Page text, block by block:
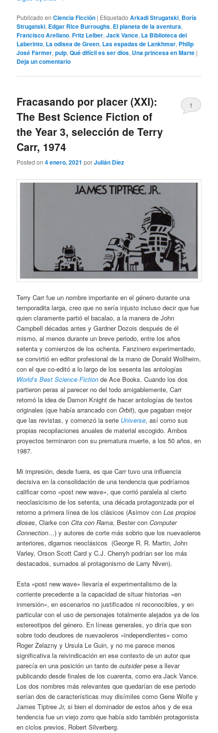
Publicado en Ciencia Ficción | Etiquetado Arkadi Strugatski, Borís
Strugatski, Edgar Rice Burroughs, El planeta de la aventura,
Francisco Arellano,Fritz Leiber,Jack Vance, La Biblioteca del
Laberinto, La odisea de Green, Las espadas de Lankhmar, Philip
José Farmer,pulp,Qué difícil es ser dios, Una princesa en Marte |
Deja un comentario
Fracasando por placer (XXI):
The Best Science Fiction of
the Year 3, selección de Terry
Carr, 1974
Posted on4 enero, 2021 porJulián Díez
1
Terry Carr fue un nombre importante en el género durante una
temporadita larga, creo que no sería injusto incluso decir que fue
quien claramente partió el bacalao, a la manera de John
Campbell décadas antes y Gardner Dozois después de él
mismo, al menos durante un breve periodo, entre los años
setenta y comienzos de los ochenta. Fanzinero experimentado,
se convirtió en editor profesional de la mano de Donald Wollheim,
con el que co-editó a lo largo de los sesenta las antologías
World’s Best Science Fiction de Ace Books. Cuando los dos
partieron peras al parecer no del todo amigablemente, Carr
retomó la idea de Damon Knight de hacer antologías de textos
originales (que había arrancado conOrbit), que pagaban mejor
que las revistas, y comenzó la serie Universe, así como sus
propias recopilaciones anuales de material escogido. Ambos
proyectos terminaron con su prematura muerte, a los 50 años, en
1987.
Mi impresión, desde fuera, es que Carr tuvo una influencia
decisiva en la consolidación de una tendencia que podríamos
calificar como «post new wave», que corrió paralela al cierto
neoclasicismo de los setenta, una década protagonizada por el
retorno a primera línea de los clásicos (Asimov conLos propios
dioses, Clarke conCita con Rama, Bester conComputer
Connection…) y autores de corte más sobrio que los nuevaoleros
anteriores, digamos neoclásicos (George R. R. Martin, John
Varley, Orson Scott Card y C.J. Cherryh podrían ser los más
destacados, sumados al protagonismo de Larry Niven).
Esta «post new wave» llevaría el experimentalismo de la
corriente precedente a la capacidad de situar historias «en
inmersión», en escenarios no justificados ni reconocibles, y en
particular con el uso de personajes totalmente alejados ya de los
estereotipos del género. En líneas generales, yo diría que son
sobre todo deudores de nuevaoleros «independientes» como
Roger Zelazny y Ursula Le Guin, y no me parece menos
significativa la reivindicación en ese contexto de un autor que
parecía en una posición un tanto deoutsiderpese a llevar
publicando desde finales de los cuarenta, como era Jack Vance.
Los dos nombres más relevantes que quedarían de ese periodo
serían dos de características muy disímiles como Gene Wolfe y
James Tiptree Jr, si bien el dominador de estos años y de esa
tendencia fue un viejo zorro que había sido también protagonista
en ciclos previos, Robert Silverberg.